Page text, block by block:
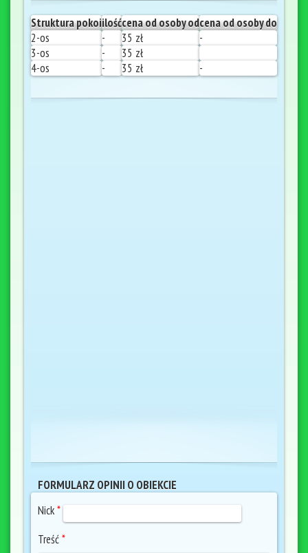
Struktura pokoiilośćcena od osoby odcena od osoby do
2-os
- 35 zł
-
3-os
-
35 zł
4-os
- 35 zł -
FORMULARZ OPINII O OBIEKCIE
Nick*
Treść*